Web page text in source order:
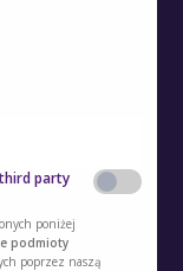
party
poniżej
podmioty
poprzez naszą